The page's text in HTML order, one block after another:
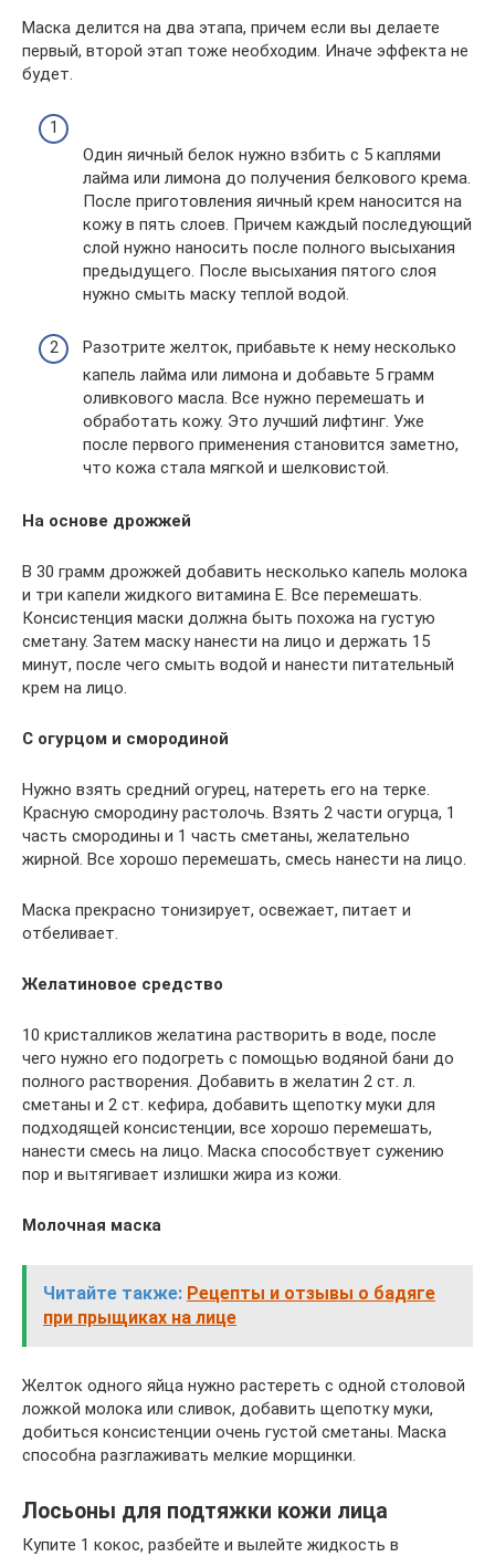
Маска делится на два этапа, причем если вы делаете
первый, второй этап тоже необходим. Иначе эффекта не
будет.
Один яичный белок нужно взбить с 5 каплями
лайма или лимона до получения белкового крема.
После приготовления яичный крем наносится на
кожу в пять слоев. Причем каждый последующий
слой нужно наносить после полного высыхания
предыдущего. После высыхания пятого слоя
нужно смыть маску теплой водой.
Разотрите желток, прибавьте к нему несколько
капель лайма или лимона и добавьте 5 грамм
оливкового масла. Все нужно перемешать и
обработать кожу. Это лучший лифтинг. Уже
после первого применения становится заметно,
что кожа стала мягкой и шелковистой.
На основе дрожжей
В 30 грамм дрожжей добавить несколько капель молока
и три капели жидкого витамина Е. Все перемешать.
Консистенция маски должна быть похожа на густую
сметану. Затем маску нанести на лицо и держать 15
минут, после чего смыть водой и нанести питательный
крем на лицо.
С огурцом и смородиной
Нужно взять средний огурец, натереть его на терке.
Красную смородину растолочь. Взять 2 части огурца, 1
часть смородины и 1 часть сметаны, желательно
жирной. Все хорошо перемешать, смесь нанести на лицо.
Маска прекрасно тонизирует, освежает, питает и
отбеливает.
Желатиновое средство
10 кристалликов желатина растворить в воде, после
чего нужно его подогреть с помощью водяной бани до
полного растворения. Добавить в желатин 2 ст. л.
сметаны и 2 ст. кефира, добавить щепотку муки для
подходящей консистенции, все хорошо перемешать,
нанести смесь на лицо. Маска способствует сужению
пор и вытягивает излишки жира из кожи.
Молочная маска
Читайте также: Рецепты и отзывы о бадяге
при прыщиках на лице
Желток одного яйца нужно растереть с одной столовой
ложкой молока или сливок, добавить щепотку муки,
добиться консистенции очень густой сметаны. Маска
способна разглаживать мелкие морщинки.
Лосьоны для подтяжки кожи лица
Купите 1 кокос, разбейте и вылейте жидкость в